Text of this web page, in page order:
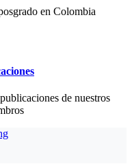
en Colombia
de nuestros